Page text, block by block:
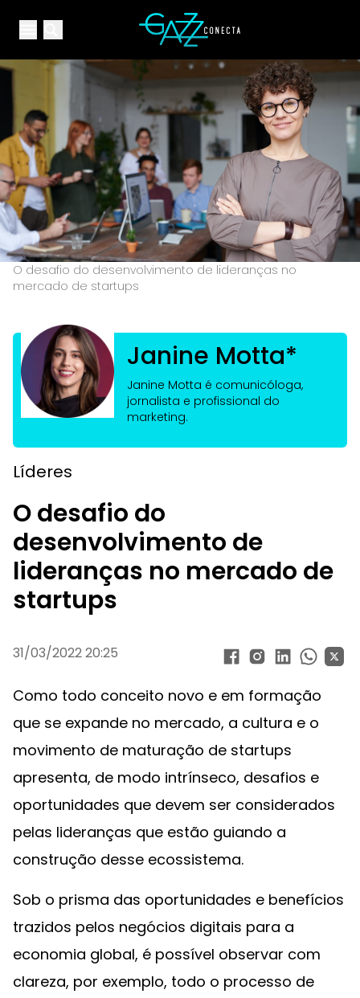
Open main menuYour Company
O desafio do desenvolvimento de lideranças no
mercado de startups
Janine Motta*
Janine Motta é comunicóloga,
jornalista e profissional do
marketing.
Líderes
O desafio do
desenvolvimento de
lideranças no mercado de
startups
31/03/2022 20:25
Como todo conceito novo e em formação
que se expande no mercado, a cultura e o
movimento de maturação de startups
apresenta, de modo intrínseco, desafios e
oportunidades que devem ser considerados
pelas lideranças que estão guiando a
construção desse ecossistema.
Sob o prisma das oportunidades e benefícios
trazidos pelos negócios digitais para a
economia global, é possível observar com
clareza, por exemplo, todo o processo de